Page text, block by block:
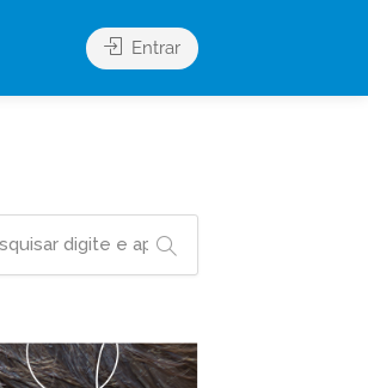
Entrar